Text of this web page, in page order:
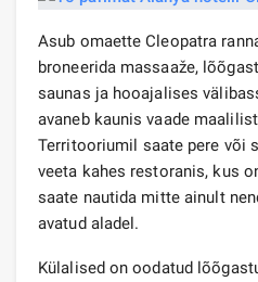
Asub omaette Cleopatra
broneerida massaaže,
saunas ja hooajalises
avaneb kaunis vaade
Territooriumil saate pere või
veeta kahes restoranis, kus
saate nautida mitte ainult
avatud aladel.
Külalised on oodatud